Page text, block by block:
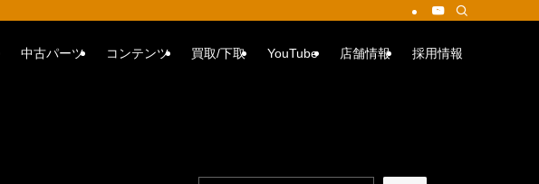
中古パーツ コンテンツ 買取/下取 YouTube 店舗情報 採用情報